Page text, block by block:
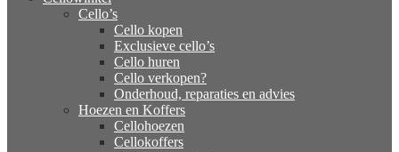
Cello’s
Cello kopen
Exclusieve cello’s
Cello huren
Cello verkopen?
Onderhoud, reparaties en advies
Hoezen en Koffers
Cellohoezen
Cellokoffers